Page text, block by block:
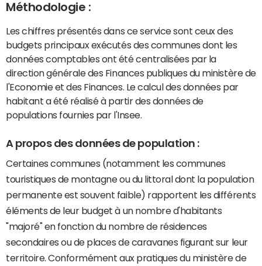
Méthodologie :
Les chiffres présentés dans ce service sont ceux des
budgets principaux exécutés des communes dont les
données comptables ont été centralisées par la
direction générale des Finances publiques du ministère de
l'Economie et des Finances. Le calcul des données par
habitant a été réalisé à partir des données de
populations fournies par l'Insee.
A propos des données de population :
Certaines communes (notamment les communes
touristiques de montagne ou du littoral dont la population
permanente est souvent faible) rapportent les différents
éléments de leur budget à un nombre d'habitants
"majoré" en fonction du nombre de résidences
secondaires ou de places de caravanes figurant sur leur
territoire. Conformément aux pratiques du ministère de